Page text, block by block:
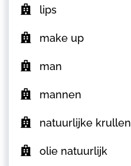
lips
make up
man
mannen
natuurlijke krullen
olie natuurlijk